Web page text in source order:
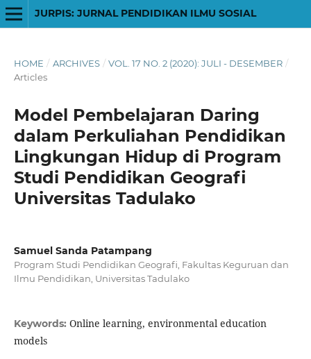
JURPIS: JURNAL PENDIDIKAN ILMU SOSIAL
HOME / ARCHIVES / VOL. 17 NO. 2 (2020): JULI - DESEMBER /
Articles
Model Pembelajaran Daring
dalam Perkuliahan Pendidikan
Lingkungan Hidup di Program
Studi Pendidikan Geografi
Universitas Tadulako
Samuel Sanda Patampang
Program Studi Pendidikan Geografi, Fakultas Keguruan dan
Ilmu Pendidikan, Universitas Tadulako
Keywords: Online learning, environmental education
models